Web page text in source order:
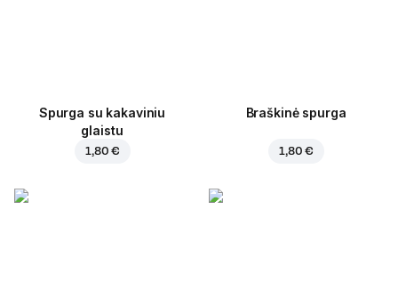
Spurga su kakaviniu
glaistu
1,80 €
Braškinė spurga
1,80 €